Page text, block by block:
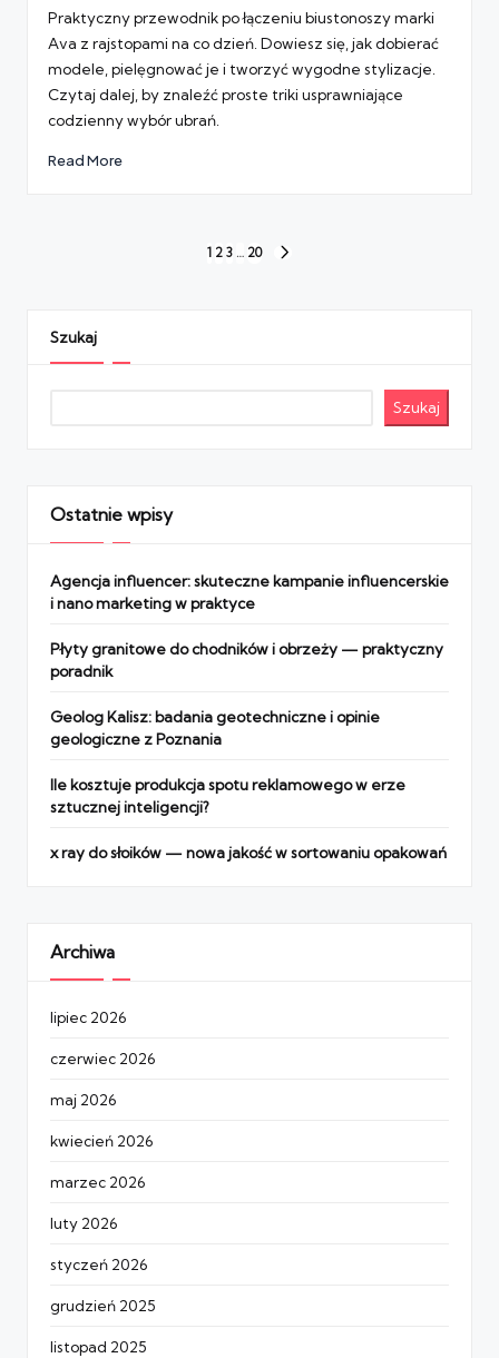
Praktyczny przewodnik po łączeniu biustonoszy marki
Ava z rajstopami na co dzień. Dowiesz się, jak dobierać
modele, pielęgnować je i tworzyć wygodne stylizacje.
Czytaj dalej, by znaleźć proste triki usprawniające
codzienny wybór ubrań.
Read More
Stronicowanie
1 2 3 … 20
Szukaj
Szukaj
Ostatnie wpisy
Agencja influencer: skuteczne kampanie influencerskie
i nano marketing w praktyce
Płyty granitowe do chodników i obrzeży — praktyczny
poradnik
Geolog Kalisz: badania geotechniczne i opinie
geologiczne z Poznania
Ile kosztuje produkcja spotu reklamowego w erze
sztucznej inteligencji?
x ray do słoików — nowa jakość w sortowaniu opakowań
Archiwa
lipiec 2026
czerwiec 2026
maj 2026
kwiecień 2026
marzec 2026
luty 2026
styczeń 2026
grudzień 2025
listopad 2025